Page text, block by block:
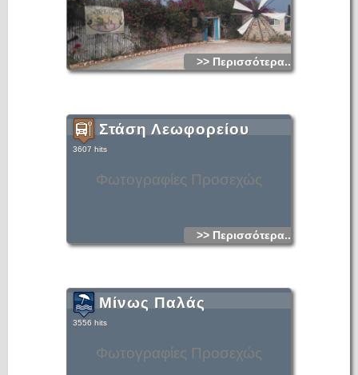
>> Περισσότερα...
Φωτογραφίες Προσεχώς
Στάση Λεωφορείου
3607 hits
>> Περισσότερα...
Φωτογραφίες Προσεχώς
Μίνως Παλάς
3556 hits